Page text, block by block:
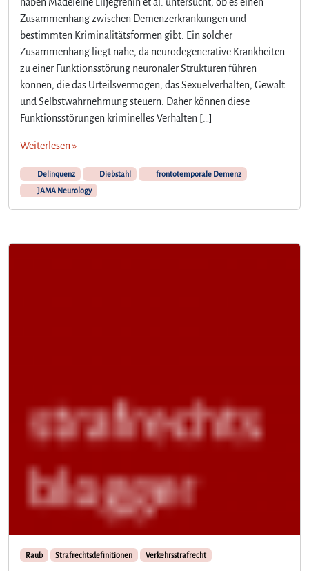
Zusammenhang zwischen Demenzerkrankungen und
bestimmten Kriminalitätsformen gibt. Ein solcher
Zusammenhang liegt nahe, da neurodegenerative Krankheiten
zu einer Funktionsstörung neuronaler Strukturen führen
können, die das Urteilsvermögen, das Sexuelverhalten, Gewalt
und Selbstwahrnehmung steuern. Daher können diese
Funktionsstörungen kriminelles Verhalten […]
Weiterlesen »
Delinquenz Diebstahl
frontotemporale Demenz
JAMA Neurology
Raub Strafrechtsdefinitionen Verkehrsstrafrecht